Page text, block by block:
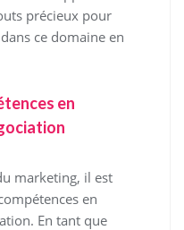
précieux pour
ce domaine en
en
marketing, il est
en
En tant que